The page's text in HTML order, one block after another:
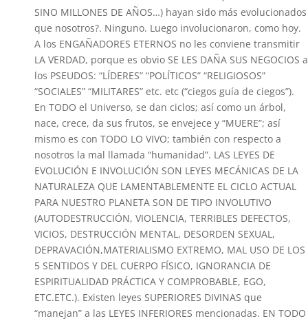
SINO MILLONES DE AÑOS…) hayan sido más evolucionados
que nosotros?. Ninguno. Luego involucionaron, como hoy.
A los ENGAÑADORES ETERNOS no les conviene transmitir
LA VERDAD, porque es obvio SE LES DAÑA SUS NEGOCIOS a
los PSEUDOS: “LÍDERES” “POLÍTICOS” “RELIGIOSOS”
“SOCIALES” “MILITARES” etc. etc (“ciegos guía de ciegos”).
En TODO el Universo, se dan ciclos; así como un árbol,
nace, crece, da sus frutos, se envejece y “MUERE”; así
mismo es con TODO LO VIVO; también con respecto a
nosotros la mal llamada “humanidad”. LAS LEYES DE
EVOLUCIÓN E INVOLUCIÓN SON LEYES MECÁNICAS DE LA
NATURALEZA QUE LAMENTABLEMENTE EL CICLO ACTUAL
PARA NUESTRO PLANETA SON DE TIPO INVOLUTIVO
(AUTODESTRUCCIÓN, VIOLENCIA, TERRIBLES DEFECTOS,
VICIOS, DESTRUCCIÓN MENTAL, DESORDEN SEXUAL,
DEPRAVACIÓN,MATERIALISMO EXTREMO, MAL USO DE LOS
5 SENTIDOS Y DEL CUERPO FÍSICO, IGNORANCIA DE
ESPIRITUALIDAD PRÁCTICA Y COMPROBABLE, EGO,
ETC.ETC.). Existen leyes SUPERIORES DIVINAS que
“manejan” a las LEYES INFERIORES mencionadas. EN TODO